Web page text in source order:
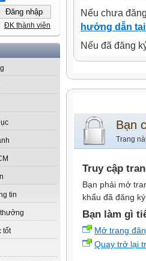
ĐK thành viên
tin
tốt
Nếu chưa
hướng dẫn
Nếu đã đăng
Bạn
Trang
Truy cập
Bạn phải mở
khẩu đã đăng
Bạn làm gì
Mở trang
Quay trở lại